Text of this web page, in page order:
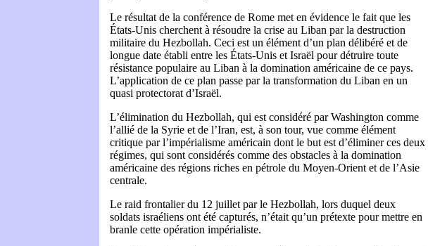
Le résultat de la conférence de Rome met en évidence le fait que les
États-Unis cherchent à résoudre la crise au Liban par la destruction
militaire du Hezbollah. Ceci est un élément d’un plan délibéré et de
longue date établi entre les États-Unis et Israël pour détruire toute
résistance populaire au Liban à la domination américaine de ce pays.
L’application de ce plan passe par la transformation du Liban en un
quasi protectorat d’Israël.
L’élimination du Hezbollah, qui est considéré par Washington comme
l’allié de la Syrie et de l’Iran, est, à son tour, vue comme élément
critique par l’impérialisme américain dont le but est d’éliminer ces deux
régimes, qui sont considérés comme des obstacles à la domination
américaine des régions riches en pétrole du Moyen-Orient et de l’Asie
centrale.
Le raid frontalier du 12 juillet par le Hezbollah, lors duquel deux
soldats israéliens ont été capturés, n’était qu’un prétexte pour mettre en
branle cette opération impérialiste.